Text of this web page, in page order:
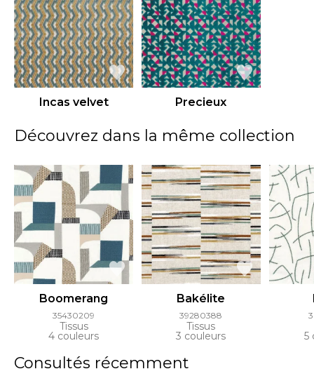
Incas velvet Precieux
Découvrez dans la même collection
Boomerang
35430209
Tissus
4 couleurs
Bakélite
39280388
Tissus
3 couleurs 5
Consultés récemment